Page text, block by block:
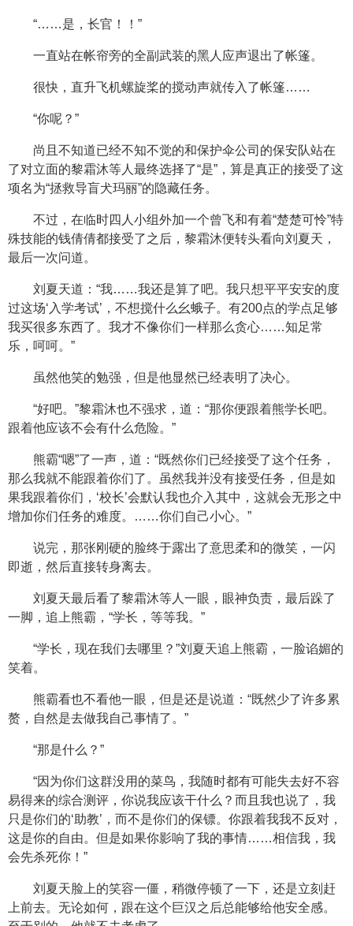
“……是，长官！！”
一直站在帐帘旁的全副武装的黑人应声退出了帐篷。
很快，直升飞机螺旋桨的搅动声就传入了帐篷……
“你呢？”
尚且不知道已经不知不觉的和保护伞公司的保安队站在
了对立面的黎霜沐等人最终选择了“是”，算是真正的接受了这
项名为“拯救导盲犬玛丽”的隐藏任务。
不过，在临时四人小组外加一个曾飞和有着“楚楚可怜”特
殊技能的钱倩倩都接受了之后，黎霜沐便转头看向刘夏天，
最后一次问道。
刘夏天道：“我……我还是算了吧。我只想平平安安的度
过这场‘入学考试’，不想搅什么幺蛾子。有200点的学点足够
我买很多东西了。我才不像你们一样那么贪心……知足常
乐，呵呵。”
虽然他笑的勉强，但是他显然已经表明了决心。
“好吧。”黎霜沐也不强求，道：“那你便跟着熊学长吧。
跟着他应该不会有什么危险。”
熊霸“嗯”了一声，道：“既然你们已经接受了这个任务，
那么我就不能跟着你们了。虽然我并没有接受任务，但是如
果我跟着你们，‘校长’会默认我也介入其中，这就会无形之中
增加你们任务的难度。……你们自己小心。”
说完，那张刚硬的脸终于露出了意思柔和的微笑，一闪
即逝，然后直接转身离去。
刘夏天最后看了黎霜沐等人一眼，眼神负责，最后跺了
一脚，追上熊霸，“学长，等等我。”
“学长，现在我们去哪里？”刘夏天追上熊霸，一脸谄媚的
笑着。
熊霸看也不看他一眼，但是还是说道：“既然少了许多累
赘，自然是去做我自己事情了。”
“那是什么？”
“因为你们这群没用的菜鸟，我随时都有可能失去好不容
易得来的综合测评，你说我应该干什么？而且我也说了，我
只是你们的‘助教’，而不是你们的保镖。你跟着我我不反对，
这是你的自由。但是如果你影响了我的事情……相信我，我
会先杀死你！”
刘夏天脸上的笑容一僵，稍微停顿了一下，还是立刻赶
上前去。无论如何，跟在这个巨汉之后总能够给他安全感。